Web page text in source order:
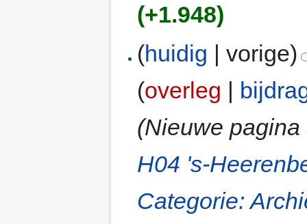
(+1.948)
(huidig | vorige)
(overleg |
(Nieuwe
H04 's-
Categorie: